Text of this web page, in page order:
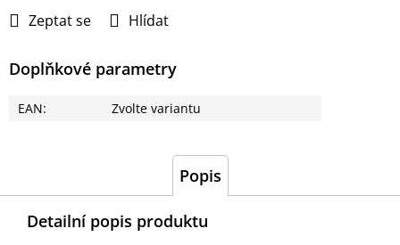
Zeptat se Hlídat
Doplňkové parametry
EAN: Zvolte variantu
cena:
Popis
Detailní popis produktu